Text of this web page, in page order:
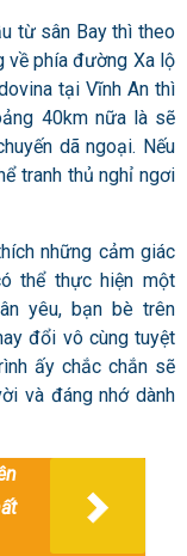
từ sân Bay thì theo
về phía đường Xa lộ
tại Vĩnh An thì
40km nữa là sẽ
dã ngoại. Nếu
tranh thủ nghỉ ngơi
những cảm giác
thể thực hiện một
yêu, bạn bè trên
đổi vô cùng tuyệt
ấy chắc chắn sẽ
và đáng nhớ dành